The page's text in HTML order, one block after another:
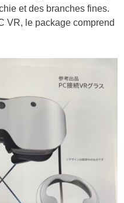
et des branches fines.
VR, le package comprend